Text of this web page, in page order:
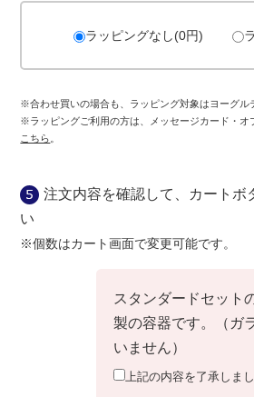
ラッピングなし(0円)
※合わせ買いの場合も、ラッピング対象はヨーグル
※ラッピングご利用の方は、メッセージカード・オ
こちら
注文内容を確認して、カートボ
い
※個数はカート画面で変更可能です。
スタンダードセット
製の容器です。（ガ
いません）
上記の内容を了承しま